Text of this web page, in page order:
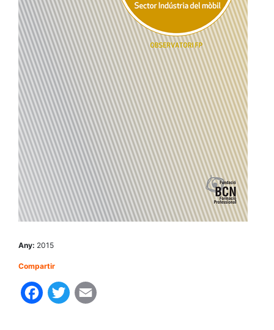
Any: 2015
Compartir
Facebook
Twitter